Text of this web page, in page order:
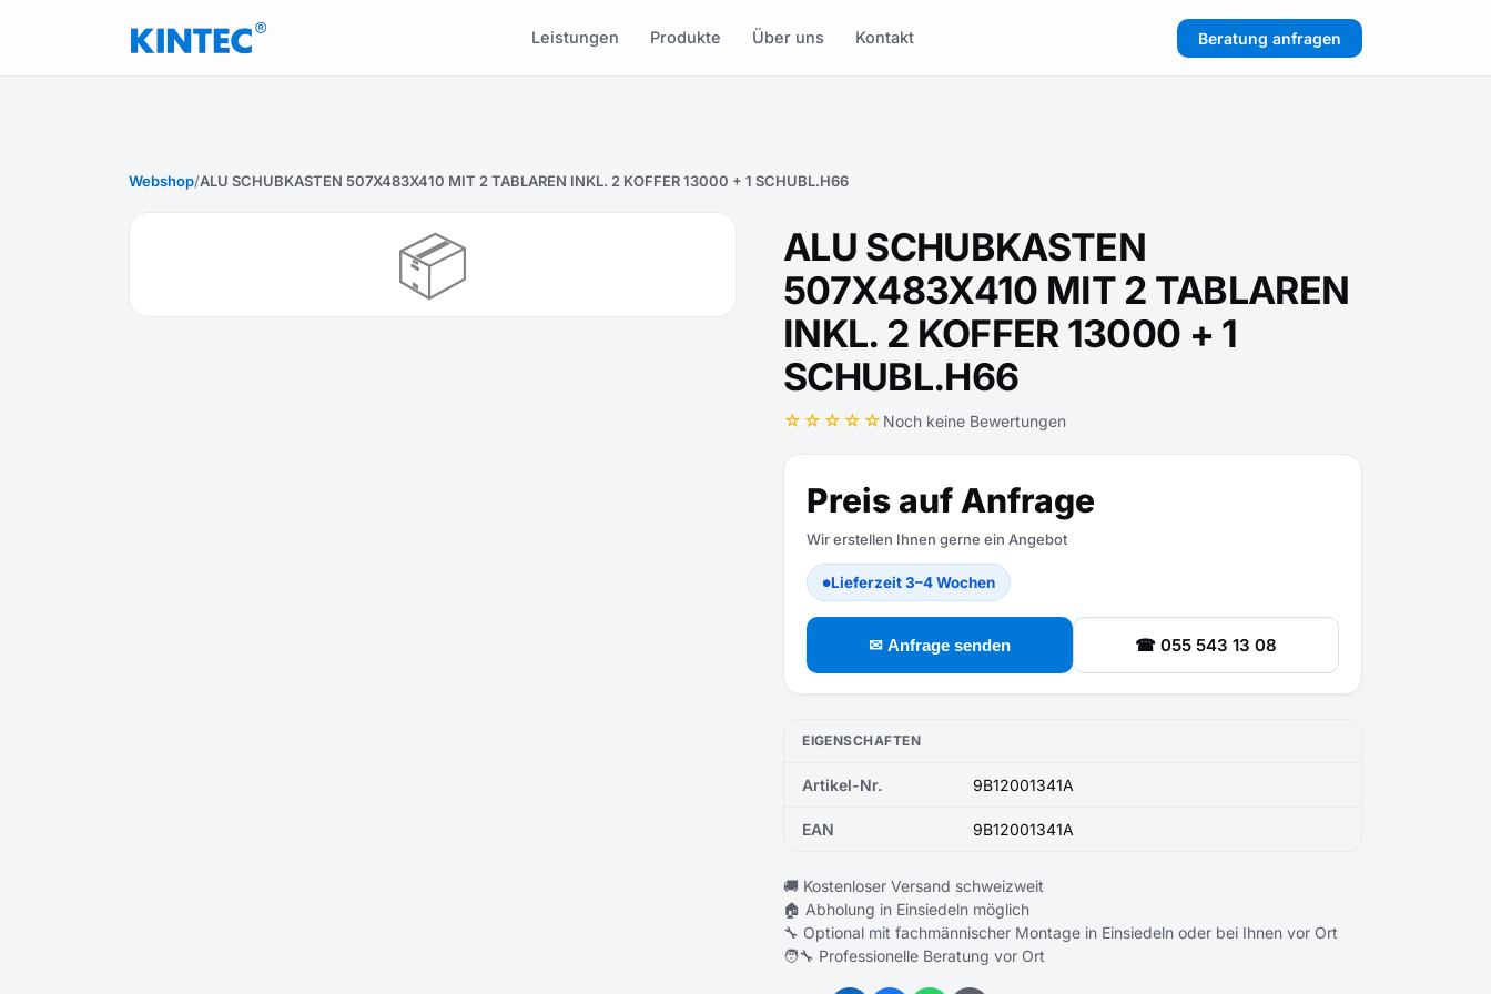
Leistungen Produkte Über uns Kontakt Beratung anfragen
Webshop/ALU SCHUBKASTEN 507X483X410 MIT 2 TABLAREN INKL. 2 KOFFER 13000 + 1 SCHUBL.H66
📦
ALU SCHUBKASTEN
507X483X410 MIT 2 TABLAREN
INKL. 2 KOFFER 13000 + 1
SCHUBL.H66
☆☆☆☆☆ Noch keine Bewertungen
Preis auf Anfrage
Wir erstellen Ihnen gerne ein Angebot
●Lieferzeit 3–4 Wochen
✉ Anfrage senden ☎ 055 543 13 08
EIGENSCHAFTEN
Artikel-Nr. 9B12001341A
EAN 9B12001341A
🚚 Kostenloser Versand schweizweit
🏠 Abholung in Einsiedeln möglich
🔧 Optional mit fachmännischer Montage in Einsiedeln oder bei Ihnen vor Ort
🧑‍🔧 Professionelle Beratung vor Ort